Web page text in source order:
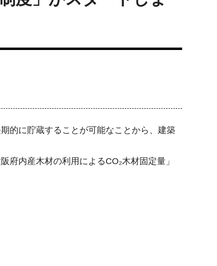
的に貯蔵することが可能なことから、建築
府内産木材の利用によるCO₂木材固定量」